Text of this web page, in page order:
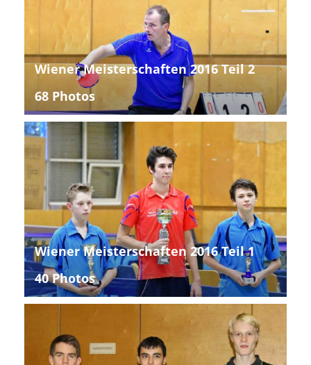
Wiener Meisterschaften 2016 Teil 2
68 Photos
Wiener Meisterschaften 2016 Teil 1
40 Photos